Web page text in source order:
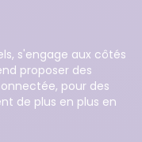
s'engage aux côtés
proposer des
pour des
de plus en plus en